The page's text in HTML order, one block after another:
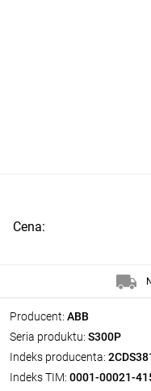
Producent: ABB
Seria produktu: S300P
Indeks producenta:
Indeks TIM: 0001-00021-
Cena: